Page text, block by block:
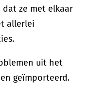
ze met elkaar
allerlei
uit het
geïmporteerd.